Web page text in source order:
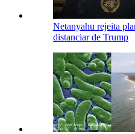
Netanyahu rejeita
distanciar de Trump